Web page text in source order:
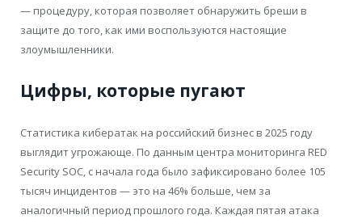
— процедуру, которая позволяет обнаружить бреши в
защите до того, как ими воспользуются настоящие
злоумышленники.
Цифры, которые пугают
Статистика кибератак на российский бизнес в 2025 году
выглядит угрожающе. По данным центра мониторинга RED
Security SOC, с начала года было зафиксировано более 105
тысяч инцидентов — это на 46% больше, чем за
аналогичный период прошлого года. Каждая пятая атака